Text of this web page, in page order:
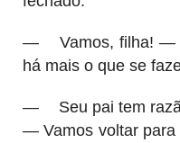
—
Vamos, filha!
há mais o que se
—
Seu pai tem
— Vamos voltar para